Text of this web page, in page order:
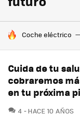
HOY SE HABLA DE
Coche eléctrico
Cuida de tu
cobraremos
en tu próxima
4 COMENTARIOS
HACE 10 AÑOS